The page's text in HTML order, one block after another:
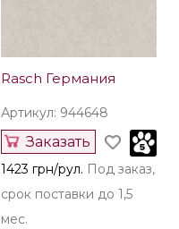
Rasch Германия
Артикул: 944648
Заказать
1423 грн/рул. Под заказ,
срок поставки до 1,5
мес.